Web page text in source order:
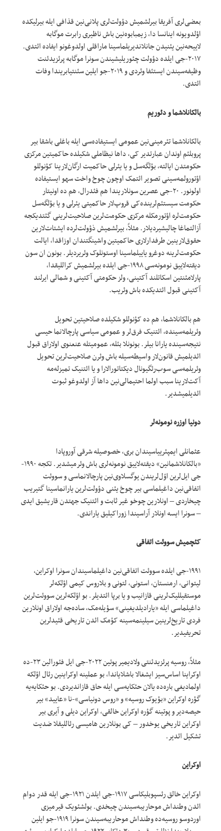
بعضی‌لری آفریقا بیرلشمیش دؤولت‌لری پلانی‌نین قذافی ایله بیرلیکده
اؤلدویونه اینانسا دا، زیمبابوه‌نین باش ناظیری رابرت موگابه
لاییحه‌نین یئنیدن جانلاندیریلماسینا ماراقلی اولدوغونو ایفاده ائتدی.
۲۰۱۷-جی ایلده دؤولت چئوریلیشیندن سونرا موگابه پرئزیدئنت
وظیفه‌سیندن ایستئفا وئردی و ۲۰۱۹-جو ایلین سئنتیابریندا وفات
ائتدی.
بالکانلاشما و دئوریم
بالکانلاشما تئرمینی‌نین عمومی ایستیفاده‌سی ایله باغلی باشقا بیر
پروبلئم اوندان عبارتدیر کی، داها نیظاملی شکیلده حاکمیتین مرکزی
حکومتدن ایالته، بؤلگه‌سل و یا یئرلی حاکمیت ارگان‌لارینا کؤنوللو
اؤتورولمه‌سینی تصویر ائتمک اوچون چوخ واخت سهو ایستیفاده
اولونور. ۲۰-جی عصرین سونلاریندا هم فئدرال، هم ده اونیتار
حکومت سیستئم‌لرینده‌کی قروپ‌لار حاکمیتی یئرلی و یا بؤلگه‌سل
حکومت‌لره اؤتورمکله مرکزی حکومت‌لرین صلاحیت‌لرینی گئتدیکجه
آزالتماغا چالیشیردیلار. مثلاً، بیرلشمیش ذؤولت‌لرده ایشتات‌لارین
حقوق‌لارینین طرفدارلاری حاکمیتین واشینگتندان اوزاقدا، ایالت
حکومت‌لرینه دوغرو یاییلماسینا اوستونلوک وئریردیلر. بونون ان سون
دیقته‌لاییق نومونه‌سی ۱۹۹۸-جی ایلده بیرلشمیش کراللیقدا،
پارلامئنتین اسکاتلند آکتینی، ولز حکومتی آکتینی و شمالی ایرلند
آکتینی قبول ائتدیکده باش وئریب.
هم بالکانلاشما، هم ده کؤنوللو شکیلده صلاحیتین تحویل
وئریلمه‌سینده، ائتنیک فرق‌لر و عمومی سیاسی پارچالانما حیسی
نتیجه‌سینده یارانا بیلر. بونونلا بئله، عمومیتله عنعنوی اولاراق قبول
ائدیلمیش قانون‌لار واسیطه‌سیله باش وئرن صلاحیت‌لرین تحویل
وئریلمه‌سی سوب‌رئگیونال دیکتاتورالارا و یا ائتنیک تمیزله‌مه
آکت‌لارینا سبب اولما احتیمالی‌نین داها آز اولدوغو ثبوت
ائدیلمیشدیر.
دونیا اوزره نومونه‌لر
عثمانلی ایمپئرییاسیندان بری، خصوصیله شرقی آوروپادا
«بالکانلاشمانین» دیقته‌لاییق نومونه‌لری باش وئرمیشدیر. تکجه ۱۹۹۰-
جی ایل‌لرین اوّل‌لریندن یوگسلاوی‌نین پارچالانماسی و سووئت
اتفاقی‌نین داغیلماسی بیر چوخ یئنی دؤولت‌لرین یارانماسینا گتیریب
چیخاردی – اونلارین چوخو غیر ثابت و ائتنیک جهتدن قاریشیق ایدی
– سونرا ایسه اونلار آراسیندا زوراکیلیق یاراندی.
کئچمیش سووئت اتفاقی
۱۹۹۱-جی ایلده سووئت اتفاقی‌نین داغیلماسیندان سونرا اوکراین،
لیتوانی، ارمنستان، استونی، لتونی و بلاروس کیمی اؤلکه‌لر
موستقیللیک‌لرینی قازانیب و یا برپا ائتدیلر. بو اؤلکه‌لرین سووئت‌لرین
داغیلماسی ایله «یارادیلدیغینی» سؤیله‌مک، ساده‌جه اولاراق اونلارین
فردی تاریخ‌لرینین سیلینمه‌سینه کؤمک ائد‌ن تاریخی قئیدلرین
تحریفیدیر.
مثلاً، روسیه پرئزیدئنتی ولادیمیر پوتین ۲۰۲۲-جی ایل فئورالین ۲۳-ده
اوکراینا اساس‌سیز ایشغالا باشلایاندا، بو عملینه اوکراینین رئال اؤلکه
اولمادیغی باره‌ده یالان حئکایه‌سی ایله حاق قازاندیردی. بو حئکایه‌یه
گؤره اوکراین «بؤیوک روسیه» و «روس دونیاسی»-نا «عایید» بیر
حیصه‌دیر و پوتینه گؤره اوکراین خالقی، اوکراین دیلی و آیری بیر
اوکراین تاریخی یوخدور – کی بونلارین هامیسی رئاللیقلا ضدیت
تشکیل ائدیر.
اوکراین
اوکراین خالق رئسپوبلیکاسی ۱۹۱۷-جی ایلدن ۱۹۲۱-جی ایله قدر دوام
ائد‌ن وطنداش موحاریبه‌سیندن چیخدی. بولشئویک قیرمیزی
اوردوسو روسیه‌ده وطنداش موحاریبه‌سیندن سونرا ۱۹۱۹-جو ایلین